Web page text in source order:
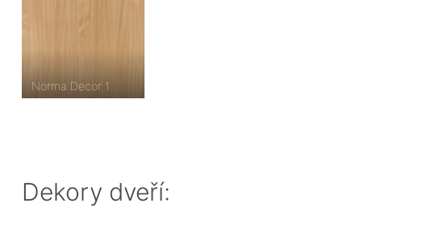
Norma Decor 1
Dekory dveří: